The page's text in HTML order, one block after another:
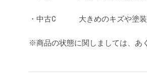
・中古C 大きめのキズや塗装
※商品の状態に関しましては、あ